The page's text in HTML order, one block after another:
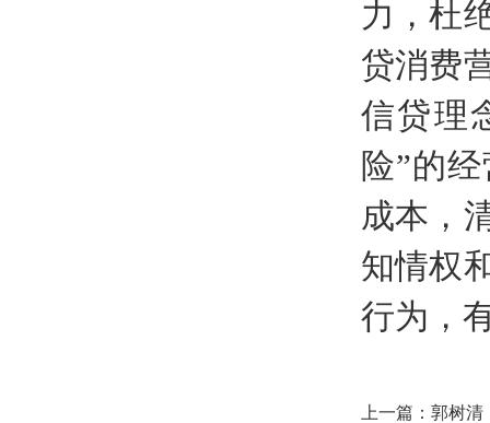
力，杜
贷消费
信贷理
险”的
成本，
知情权
行为，
上一篇： 郭树清